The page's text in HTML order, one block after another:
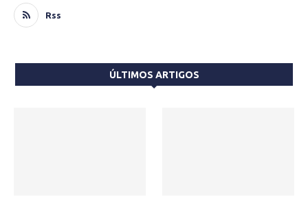
Rss
ÚLTIMOS ARTIGOS